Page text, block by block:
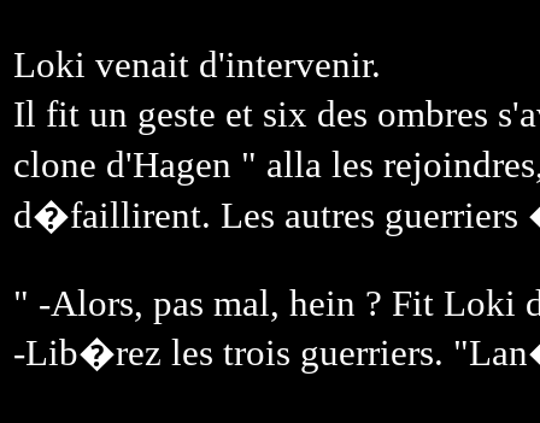
Loki venait d'intervenir.
Il fit un geste et six des ombres
clone d'Hagen " alla les
d�faillirent. Les autres guerriers
" -Alors, pas mal, hein ? Fit Loki
-Lib�rez les trois guerriers.